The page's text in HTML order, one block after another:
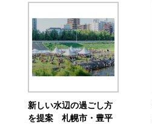
新しい水辺の過ごし方
を提案 札幌市・豊平